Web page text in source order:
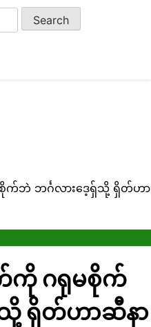
က်ဘဲ ဘင်္ဂလားဒေ့ရှ်သို့ ရှိတ်ဟာ
ကို ဂရုမစိုက်
သို့ ရှိတ်ဟာဆီနာ